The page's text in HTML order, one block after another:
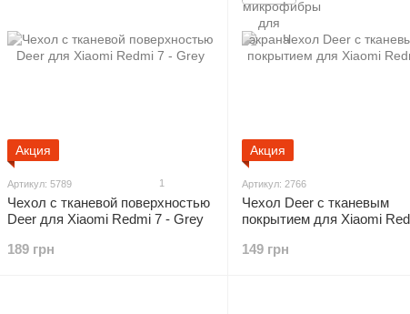
Акция
Артикул: 5789 1
Чехол с тканевой поверхностью
Deer для Xiaomi Redmi 7 - Grey
189 грн
Акция
Артикул: 2766
Чехол Deer с тканевым
покрытием для Xiaomi
149 грн